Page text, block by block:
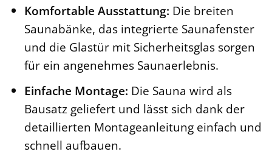
Komfortable Ausstattung: Die breiten
Saunabänke, das integrierte Saunafenster
und die Glastür mit Sicherheitsglas sorgen
für ein angenehmes Saunaerlebnis.
Einfache Montage: Die Sauna wird als
Bausatz geliefert und lässt sich dank der
detaillierten Montageanleitung einfach und
schnell aufbauen.